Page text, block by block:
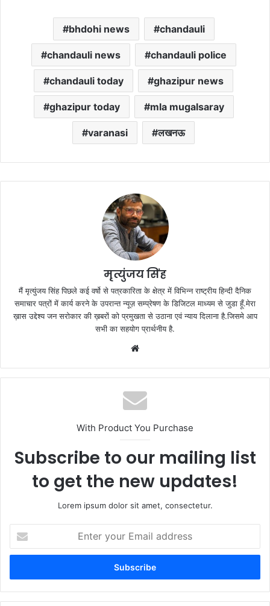
bhdohi news chandauli
chandauli news chandauli police
chandauli today ghazipur news
ghazipur today mla mugalsaray
varanasi लखनऊ
मृत्युंजय सिंह
मैं मृत्युंजय सिंह पिछले कई वर्षो से पत्रकारिता के क्षेत्र में विभिन्न राष्ट्रीय हिन्दी दैनिक
समाचार पत्रों में कार्य करने के उपरान्त न्यूज़ सम्प्रेषण के डिजिटल माध्यम से जुडा हूँ.मेरा
ख़ास उद्देश्य जन सरोकार की ख़बरों को प्रमुखता से उठाना एवं न्याय दिलाना है.जिसमे आप
सभी का सहयोग प्रार्थनीय है.
With Product You Purchase
Subscribe to our mailing list
to get the new updates!
Lorem ipsum dolor sit amet, consectetur.
your
Email